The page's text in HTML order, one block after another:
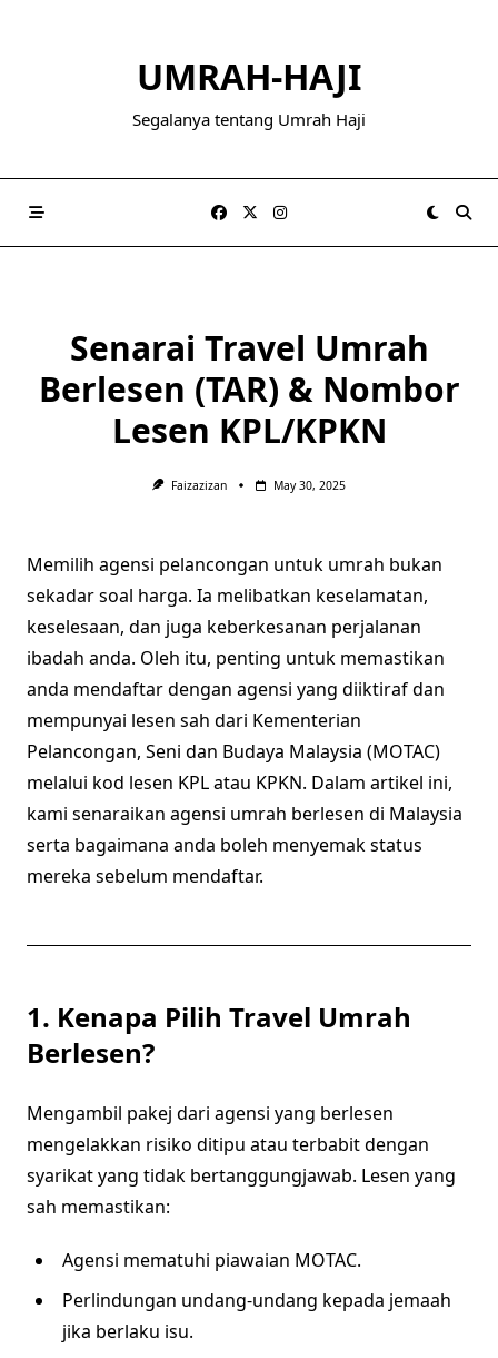
UMRAH-HAJI
Segalanya tentang Umrah Haji
Senarai Travel Umrah
Berlesen (TAR) & Nombor
Lesen KPL/KPKN
Faizazizan May 30, 2025
Memilih agensi pelancongan untuk umrah bukan
sekadar soal harga. Ia melibatkan keselamatan,
keselesaan, dan juga keberkesanan perjalanan
ibadah anda. Oleh itu, penting untuk memastikan
anda mendaftar dengan agensi yang diiktiraf dan
mempunyai lesen sah dari Kementerian
Pelancongan, Seni dan Budaya Malaysia (MOTAC)
melalui kod lesen KPL atau KPKN. Dalam artikel ini,
kami senaraikan agensi umrah berlesen di Malaysia
serta bagaimana anda boleh menyemak status
mereka sebelum mendaftar.
1. Kenapa Pilih Travel Umrah
Berlesen?
Mengambil pakej dari agensi yang berlesen
mengelakkan risiko ditipu atau terbabit dengan
syarikat yang tidak bertanggungjawab. Lesen yang
sah memastikan:
Agensi mematuhi piawaian MOTAC.
Perlindungan undang-undang kepada jemaah
jika berlaku isu.